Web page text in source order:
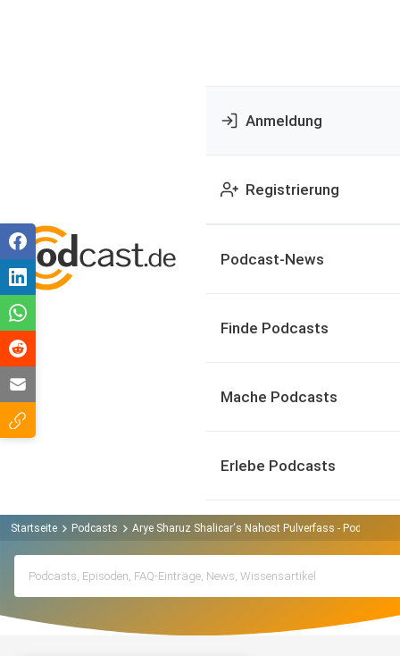
Anmeldung
Registrierung
Podcast-News
Finde Podcasts
Mache Podcasts
Erlebe Podcasts
Startseite Podcasts Arye Sharuz Shalicar‘s Nahost Pulverfass - Podcast